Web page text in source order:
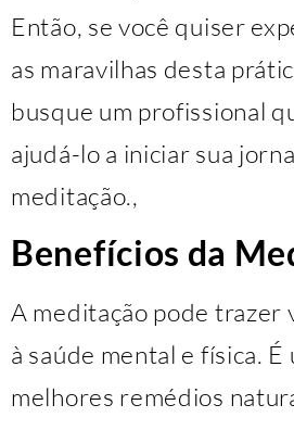
Então, se você quiser
as maravilhas desta
busque um profissional
ajudá-lo a iniciar sua
meditação.,
Benefícios da
A meditação pode trazer
à saúde mental e física. É
melhores remédios